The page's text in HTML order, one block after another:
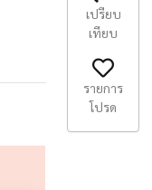
เปรียบ
เทียบ
รายการ
โปรด